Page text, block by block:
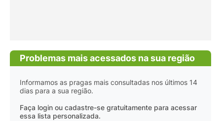
Problemas mais acessados na sua região
Informamos as pragas mais consultadas nos últimos 14
dias para a sua região.
Faça login ou cadastre-se gratuitamente para acessar
essa lista personalizada.